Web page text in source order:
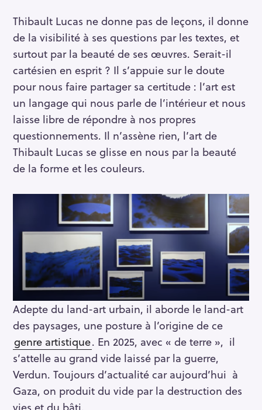
Thibault Lucas ne donne pas de leçons, il donne
de la visibilité à ses questions par les textes, et
surtout par la beauté de ses œuvres. Serait-il
cartésien en esprit ? Il s’appuie sur le doute
pour nous faire partager sa certitude : l’art est
un langage qui nous parle de l’intérieur et nous
laisse libre de répondre à nos propres
questionnements. Il n’assène rien, l’art de
Thibault Lucas se glisse en nous par la beauté
de la forme et les couleurs.
Adepte du land-art urbain, il aborde le land-art
des paysages, une posture à l’origine de ce
genre artistique. En 2025, avec « de terre », il
s’attelle au grand vide laissé par la guerre,
Verdun. Toujours d’actualité car aujourd’hui à
Gaza, on produit du vide par la destruction des
vies et du bâti.